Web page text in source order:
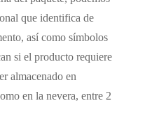
que identifica de
así como símbolos
si el producto requiere
almacenado en
en la nevera, entre 2